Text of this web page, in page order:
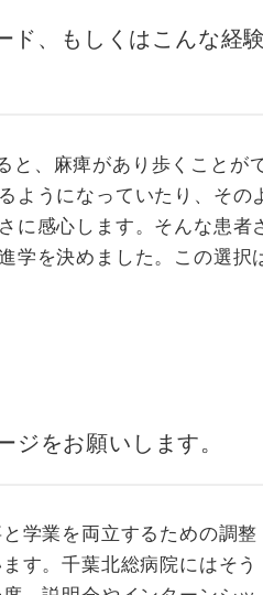
ド、もしくはこんな経
、麻痺があり歩くことが
ようになっていたり、そ
に感心します。そんな患
学を決めました。この選
をお願いします。
学業を両立するための調整
す。千葉北総病院にはそう